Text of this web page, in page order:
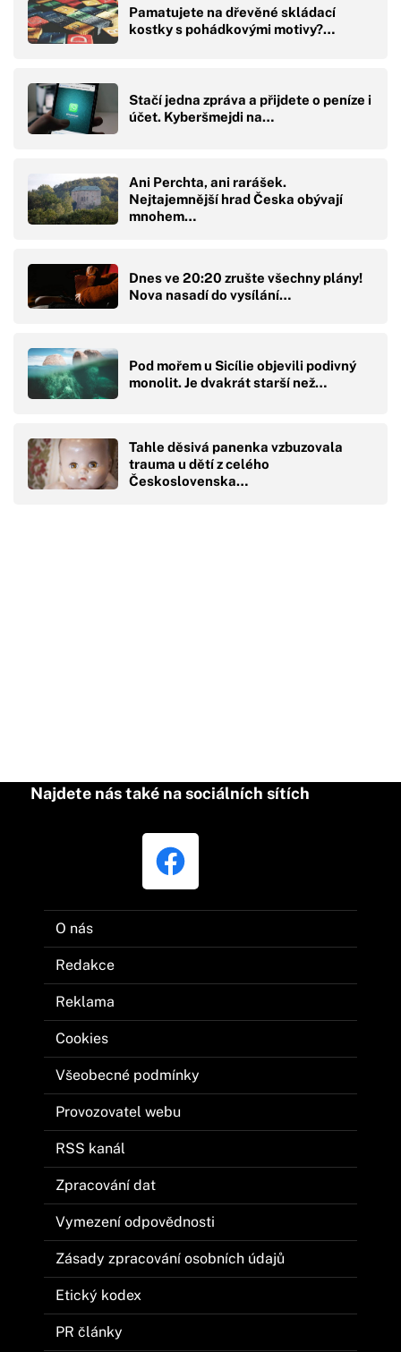
Pamatujete na dřevěné skládací
kostky s pohádkovými motivy?…
Stačí jedna zpráva a přijdete o peníze i
účet. Kyberšmejdi na…
Ani Perchta, ani rarášek.
Nejtajemnější hrad Česka obývají
mnohem…
Dnes ve 20:20 zrušte všechny plány!
Nova nasadí do vysílání…
Pod mořem u Sicílie objevili podivný
monolit. Je dvakrát starší než…
Tahle děsivá panenka vzbuzovala
trauma u dětí z celého
Československa…
Najdete nás také na sociálních sítích
O nás
Redakce
Reklama
Cookies
Všeobecné podmínky
Provozovatel webu
RSS kanál
Zpracování dat
Vymezení odpovědnosti
Zásady zpracování osobních údajů
Etický kodex
PR články